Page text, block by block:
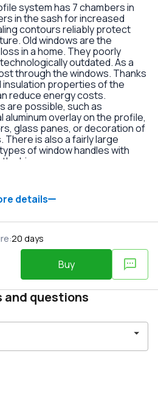
system has 7 chambers in
in the sash for increased
contours reliably protect
Old windows are the
in a home. They poorly
outdated. As a
through the windows. Thanks
properties of the
reduce energy costs.
are possible, such as
aluminum overlay on the profile,
glass panes, or decoration of
is also a fairly large
of window handles with
hinges.
details
:20 days
Buy
and questions